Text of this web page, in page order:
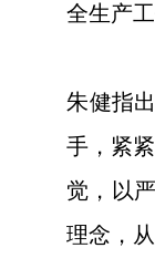
全生产
朱健指
手，紧
觉，以
理念，